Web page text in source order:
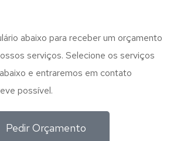
abaixo para receber um orçamento
serviços. Selecione os serviços
e entraremos em contato
possível.
Pedir Orçamento